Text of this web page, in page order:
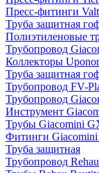
Пресс-фитинги
Труба защитная
Полиэтиленовые
Трубопровод
Коллекторы
Труба защитная
Трубопровод FV-
Трубопровод
Инструмент
Трубы Giacomini
Фитинги
Труба защитная
Трубопровод